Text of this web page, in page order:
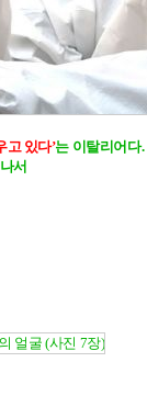
고 있다’는 이탈리어다.
서